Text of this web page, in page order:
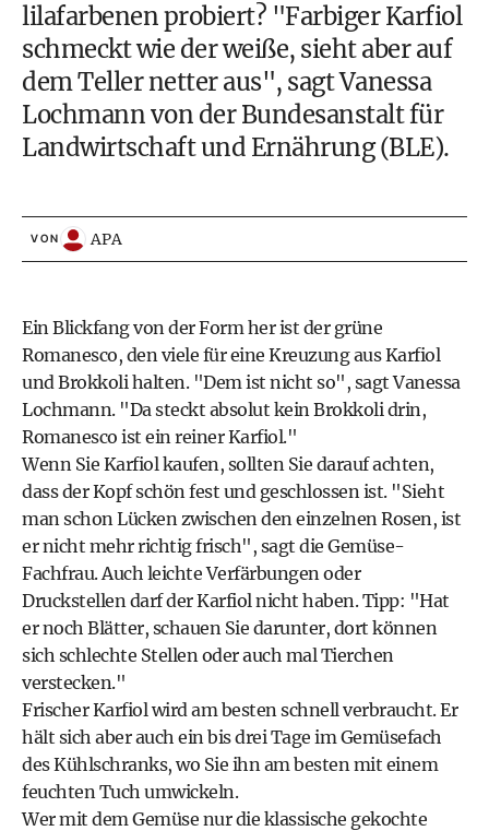
lilafarbenen probiert? "Farbiger Karfiol
schmeckt wie der weiße, sieht aber auf
dem Teller netter aus", sagt Vanessa
Lochmann von der Bundesanstalt für
Landwirtschaft und Ernährung (BLE).
VON APA
Ein Blickfang von der Form her ist der grüne
Romanesco, den viele für eine Kreuzung aus Karfiol
und Brokkoli halten. "Dem ist nicht so", sagt Vanessa
Lochmann. "Da steckt absolut kein Brokkoli drin,
Romanesco ist ein reiner Karfiol."
Wenn Sie Karfiol kaufen, sollten Sie darauf achten,
dass der Kopf schön fest und geschlossen ist. "Sieht
man schon Lücken zwischen den einzelnen Rosen, ist
er nicht mehr richtig frisch", sagt die Gemüse-
Fachfrau. Auch leichte Verfärbungen oder
Druckstellen darf der Karfiol nicht haben. Tipp: "Hat
er noch Blätter, schauen Sie darunter, dort können
sich schlechte Stellen oder auch mal Tierchen
verstecken."
Frischer Karfiol wird am besten schnell verbraucht. Er
hält sich aber auch ein bis drei Tage im Gemüsefach
des Kühlschranks, wo Sie ihn am besten mit einem
feuchten Tuch umwickeln.
Wer mit dem Gemüse nur die klassische gekochte